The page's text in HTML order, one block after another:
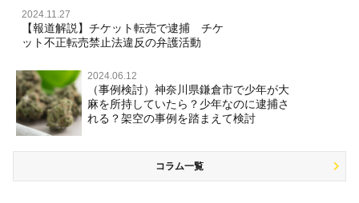
2024.11.27
【報道解説】チケット転売で逮捕 チケ
ット不正転売禁止法違反の弁護活動
2024.06.12
（事例検討）神奈川県鎌倉市で少年が大
麻を所持していたら？少年なのに逮捕さ
れる？架空の事例を踏まえて検討
コラム一覧